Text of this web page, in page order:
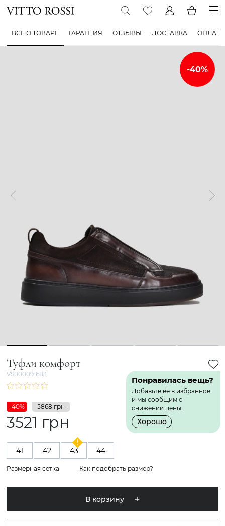
ВСЕ О ТОВАРЕ ГАРАНТИЯ ОТЗЫВЫ ДОСТАВКА ОПЛАТА
1 2 3 4 5
Туфли комфорт
VS000091683
Понравилась вещь?
Добавьте её в избранное
и мы сообщим о
снижении цены.
Хорошо
-40% 5868 грн
3521 грн
41 42 43 44
Размерная сетка Как подобрать размер?
В корзину